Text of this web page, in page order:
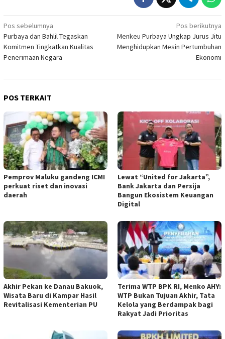
Navigasi
pos
Pos sebelumnya
Purbaya dan Bahlil Tegaskan
Komitmen Tingkatkan Kualitas
Penerimaan Negara
Pos berikutnya
Menkeu Purbaya Ungkap Jurus Jitu
Menghidupkan Mesin Pertumbuhan
Ekonomi
POS TERKAIT
Pemprov Maluku gandeng ICMI
perkuat riset dan inovasi
daerah
Lewat “United for Jakarta”,
Bank Jakarta dan Persija
Bangun Ekosistem Keuangan
Digital
Akhir Pekan ke Danau Bakuok,
Wisata Baru di Kampar Hasil
Revitalisasi Kementerian PU
Terima WTP BPK RI, Menko AHY:
WTP Bukan Tujuan Akhir, Tata
Kelola yang Berdampak bagi
Rakyat Jadi Prioritas